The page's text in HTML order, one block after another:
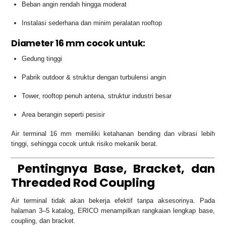
Beban angin rendah hingga moderat
Instalasi sederhana dan minim peralatan rooftop
Diameter 16 mm cocok untuk:
Gedung tinggi
Pabrik outdoor & struktur dengan turbulensi angin
Tower, rooftop penuh antena, struktur industri besar
Area berangin seperti pesisir
Air terminal 16 mm memiliki ketahanan bending dan vibrasi lebih
tinggi, sehingga cocok untuk risiko mekanik berat.
Pentingnya Base, Bracket, dan
Threaded Rod Coupling
Air terminal tidak akan bekerja efektif tanpa aksesorinya. Pada
halaman 3–5 katalog, ERICO menampilkan rangkaian lengkap base,
coupling, dan bracket.